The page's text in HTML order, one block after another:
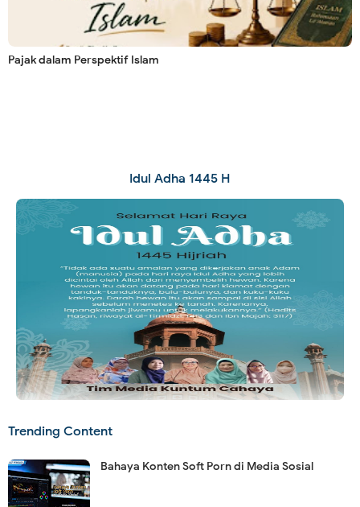
Pajak dalam Perspektif Islam
Idul Adha 1445 H
Trending Content
Bahaya Konten Soft Porn di Media Sosial